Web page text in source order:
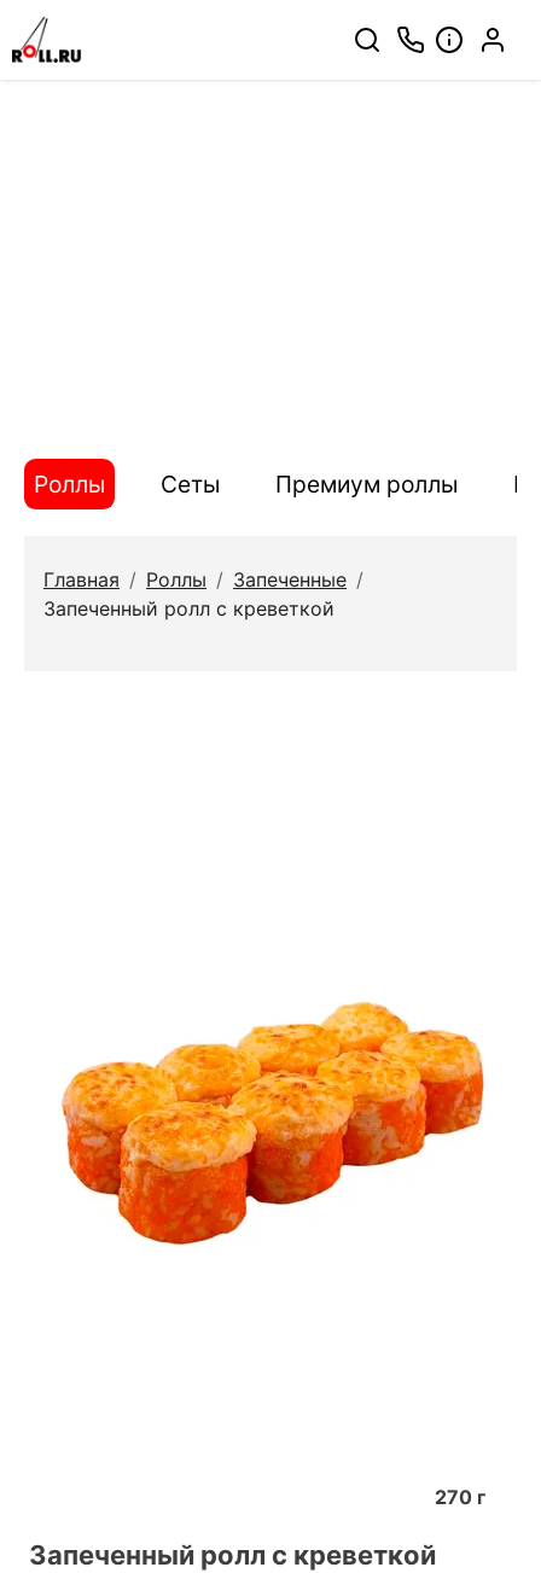
Роллы Сеты Премиум роллы
Главная / Роллы / Запеченные /
Запеченный ролл с креветкой
270 г
Запеченный ролл с креветкой